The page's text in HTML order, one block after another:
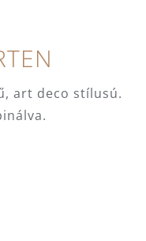
art deco stílusú.